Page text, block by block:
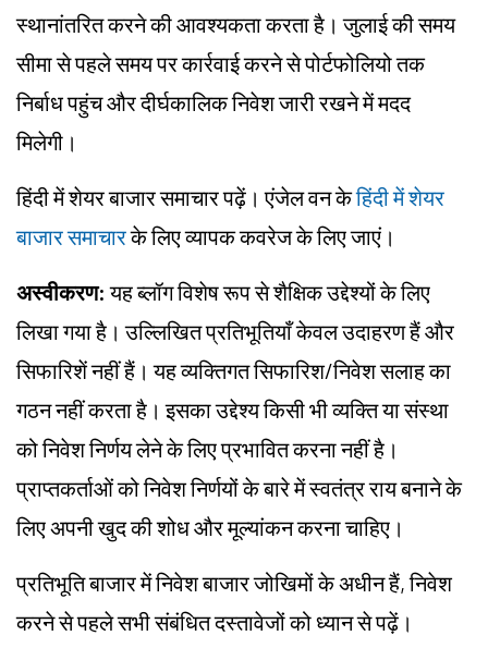
स्थानांतरित करने की आवश्यकता करता है। जुलाई की समय
सीमा से पहले समय पर कार्रवाई करने से पोर्टफोलियो तक
निर्बाध पहुंच और दीर्घकालिक निवेश जारी रखने में मदद
मिलेगी।
हिंदी में शेयर बाजार समाचार पढ़ें। एंजेल वन केहिंदी में शेयर
बाजार समाचारके लिए व्यापक कवरेज के लिए जाएं।
अस्वीकरण:यह ब्लॉग विशेष रूप से शैक्षिक उद्देश्यों के लिए
लिखा गया है। उल्लिखित प्रतिभूतियाँ केवल उदाहरण हैं और
सिफारिशें नहीं हैं। यह व्यक्तिगत सिफारिश/निवेश सलाह का
गठन नहीं करता है। इसका उद्देश्य किसी भी व्यक्ति या संस्था
को निवेश निर्णय लेने के लिए प्रभावित करना नहीं है।
प्राप्तकर्ताओं को निवेश निर्णयों के बारे में स्वतंत्र राय बनाने के
लिए अपनी खुद की शोध और मूल्यांकन करना चाहिए।
प्रतिभूति बाजार में निवेश बाजार जोखिमों के अधीन हैं, निवेश
करने से पहले सभी संबंधित दस्तावेजों को ध्यान से पढ़ें।